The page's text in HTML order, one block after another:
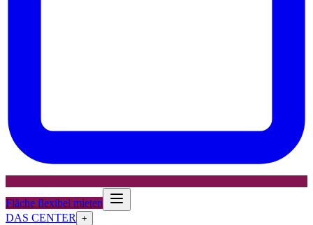
Fläche flexibel mieten
DAS CENTER
+